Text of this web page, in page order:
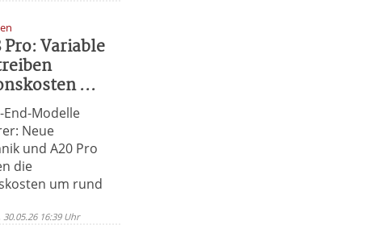
Pro: Variable
...
Modelle
Neue
und A20 Pro
die
um rund
16:39 Uhr